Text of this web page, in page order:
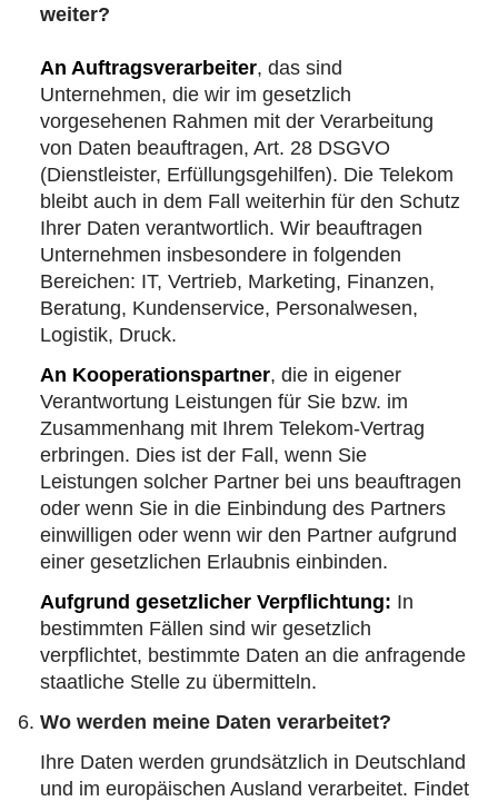
weiter?
An Auftragsverarbeiter, das sind
Unternehmen, die wir im gesetzlich
vorgesehenen Rahmen mit der Verarbeitung
von Daten beauftragen, Art. 28 DSGVO
(Dienstleister, Erfüllungsgehilfen). Die Telekom
bleibt auch in dem Fall weiterhin für den Schutz
Ihrer Daten verantwortlich. Wir beauftragen
Unternehmen insbesondere in folgenden
Bereichen: IT, Vertrieb, Marketing, Finanzen,
Beratung, Kundenservice, Personalwesen,
Logistik, Druck.
An Kooperationspartner, die in eigener
Verantwortung Leistungen für Sie bzw. im
Zusammenhang mit Ihrem Telekom-Vertrag
erbringen. Dies ist der Fall, wenn Sie
Leistungen solcher Partner bei uns beauftragen
oder wenn Sie in die Einbindung des Partners
einwilligen oder wenn wir den Partner aufgrund
einer gesetzlichen Erlaubnis einbinden.
Aufgrund gesetzlicher Verpflichtung: In
bestimmten Fällen sind wir gesetzlich
verpflichtet, bestimmte Daten an die anfragende
staatliche Stelle zu übermitteln.
Wo werden meine Daten verarbeitet?
Ihre Daten werden grundsätzlich in Deutschland
und im europäischen Ausland verarbeitet. Findet